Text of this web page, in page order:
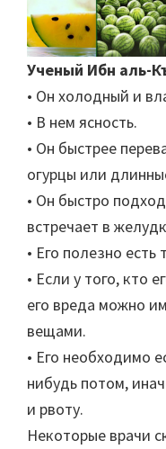
Ученый Ибн аль-
• Он холодный и
• В нем ясность.
• Он быстрее
огурцы или
• Он быстро
встречает в
• Его полезно есть
• Если у того, кто
его вреда можно
вещами.
• Его необходимо
нибудь потом,
и рвоту.
Некоторые врачи